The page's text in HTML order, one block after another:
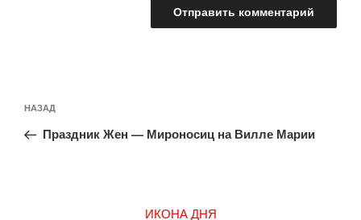
по
записям
Предыдущая
запись:
НАЗАД
Праздник Жен — Мироносиц на Вилле Марии
ИКОНА ДНЯ